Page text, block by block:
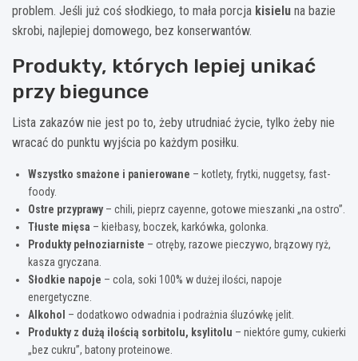
problem. Jeśli już coś słodkiego, to mała porcja kisielu na bazie
skrobi, najlepiej domowego, bez konserwantów.
Produkty, których lepiej unikać
przy biegunce
Lista zakazów nie jest po to, żeby utrudniać życie, tylko żeby nie
wracać do punktu wyjścia po każdym posiłku.
Wszystko smażone i panierowane – kotlety, frytki, nuggetsy, fast-
foody.
Ostre przyprawy– chili, pieprz cayenne, gotowe mieszanki „na ostro”.
Tłuste mięsa – kiełbasy, boczek, karkówka, golonka.
Produkty pełnoziarniste – otręby, razowe pieczywo, brązowy ryż,
kasza gryczana.
Słodkie napoje – cola, soki 100% w dużej ilości, napoje
energetyczne.
Alkohol – dodatkowo odwadnia i podrażnia śluzówkę jelit.
Produkty z dużą ilością sorbitolu, ksylitolu – niektóre gumy, cukierki
„bez cukru”, batony proteinowe.